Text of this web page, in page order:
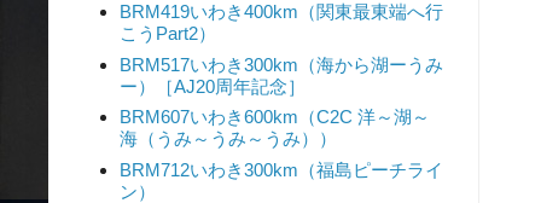
BRM419いわき400km（関東最東端へ行
こうPart2）
BRM517いわき300km（海から湖ーうみ
ー）［AJ20周年記念］
BRM607いわき600km（C2C 洋～湖～
海（うみ～うみ～うみ））
BRM712いわき300km（福島ピーチライ
ン）